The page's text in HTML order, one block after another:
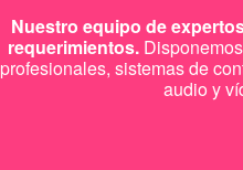
Nuestro equipo de
requerimientos.
profesionales, sistemas de
audio y